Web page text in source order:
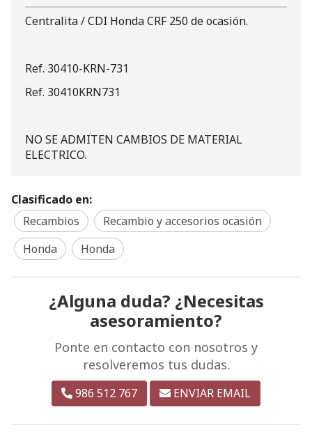
Centralita / CDI Honda CRF 250 de ocasión.
Ref. 30410-KRN-731
Ref. 30410KRN731
NO SE ADMITEN CAMBIOS DE MATERIAL
ELECTRICO.
Clasificado en:
Recambios
Recambio y accesorios ocasión
Honda
Honda
¿Alguna duda? ¿Necesitas
asesoramiento?
Ponte en contacto con nosotros y
resolveremos tus dudas.
986 512 767 ENVIAR EMAIL